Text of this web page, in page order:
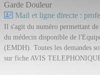
Garde Douleur
Mail et ligne directe :
Il s'agit du numéro permettant
du médecin disponible de
(EMDH). Toutes les demandes
sur fiche AVIS